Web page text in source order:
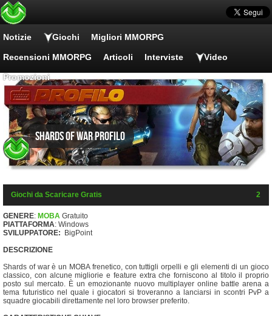
Notizie Giochi Migliori MMORPG
Recensioni MMORPG Articoli Interviste Video
Promozioni
Shards of War Profilo
Giochi da Scaricare Gratis 2
GENERE: MOBA Gratuito
PIATTAFORMA: Windows
SVILUPPATORE:
BigPoint
DESCRIZIONE
Shards of war è un MOBA frenetico, con tuttigli orpelli e gli elementi di un gioco
classico, con alcune migliorie e feature extra che forniscono al titolo il proprio
posto sul mercato. È un emozionante nuovo multiplayer online battle arena a
tema futuristico nel quale i giocatori si troveranno a lanciarsi in scontri PvP a
squadre giocabili direttamente nel loro browser preferito.